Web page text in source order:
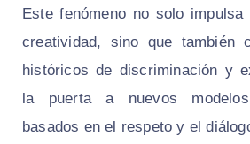
Este fenómeno no solo
creatividad, sino que también
históricos de discriminación y
la puerta a nuevos
basados en el respeto y el